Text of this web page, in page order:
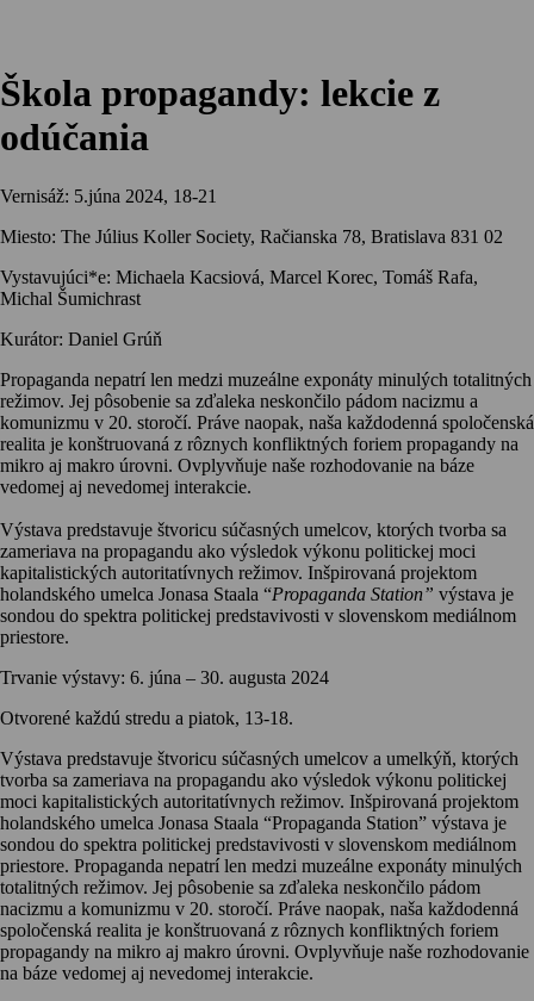
Škola propagandy: lekcie z
odúčania
Vernisáž: 5.júna 2024, 18-21
Miesto: The Július Koller Society, Račianska 78, Bratislava 831 02
Vystavujúci*e: Michaela Kacsiová, Marcel Korec, Tomáš Rafa,
Michal Šumichrast
Kurátor: Daniel Grúň
Propaganda nepatrí len medzi muzeálne exponáty minulých totalitných
režimov. Jej pôsobenie sa zďaleka neskončilo pádom nacizmu a
komunizmu v 20. storočí. Práve naopak, naša každodenná spoločenská
realita je konštruovaná z rôznych konfliktných foriem propagandy na
mikro aj makro úrovni. Ovplyvňuje naše rozhodovanie na báze
vedomej aj nevedomej interakcie.
Výstava predstavuje štvoricu súčasných umelcov, ktorých tvorba sa
zameriava na propagandu ako výsledok výkonu politickej moci
kapitalistických autoritatívnych režimov. Inšpirovaná projektom
holandského umelca Jonasa Staala “Propaganda Station” výstava je
sondou do spektra politickej predstavivosti v slovenskom mediálnom
priestore.
Trvanie výstavy: 6. júna – 30. augusta 2024
Otvorené každú stredu a piatok, 13-18.
Výstava predstavuje štvoricu súčasných umelcov a umelkýň, ktorých
tvorba sa zameriava na propagandu ako výsledok výkonu politickej
moci kapitalistických autoritatívnych režimov. Inšpirovaná projektom
holandského umelca Jonasa Staala “Propaganda Station” výstava je
sondou do spektra politickej predstavivosti v slovenskom mediálnom
priestore. Propaganda nepatrí len medzi muzeálne exponáty minulých
totalitných režimov. Jej pôsobenie sa zďaleka neskončilo pádom
nacizmu a komunizmu v 20. storočí. Práve naopak, naša každodenná
spoločenská realita je konštruovaná z rôznych konfliktných foriem
propagandy na mikro aj makro úrovni. Ovplyvňuje naše rozhodovanie
na báze vedomej aj nevedomej interakcie.